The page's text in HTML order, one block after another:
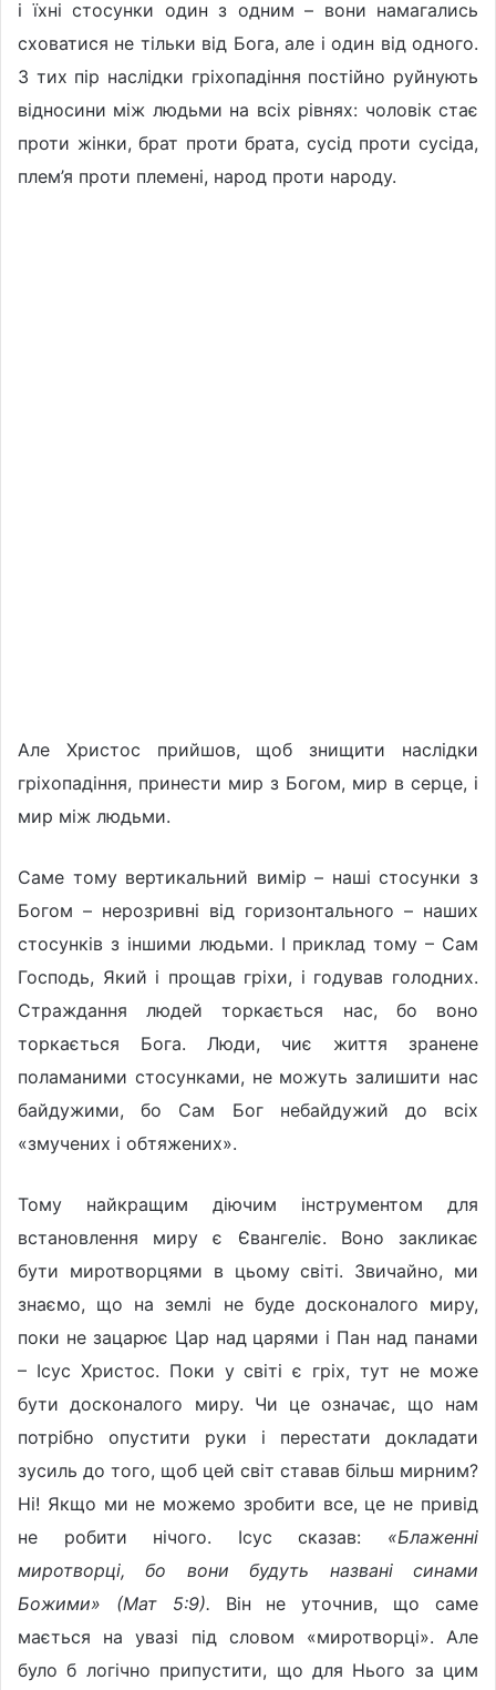
і їхні стосунки один з одним – вони намагались
сховатися не тільки від Бога, але і один від одного.
З тих пір наслідки гріхопадіння постійно руйнують
відносини між людьми на всіх рівнях: чоловік стає
проти жінки, брат проти брата, сусід проти сусіда,
плем’я проти племені, народ проти народу.
Але Христос прийшов, щоб знищити наслідки
гріхопадіння, принести мир з Богом, мир в серце, і
мир між людьми.
Саме тому вертикальний вимір – наші стосунки з
Богом – нерозривні від горизонтального – наших
стосунків з іншими людьми. І приклад тому – Сам
Господь, Який і прощав гріхи, і годував голодних.
Страждання людей торкається нас, бо воно
торкається Бога. Люди, чиє життя зранене
поламаними стосунками, не можуть залишити нас
байдужими, бо Сам Бог небайдужий до всіх
«змучених і обтяжених».
Тому найкращим діючим інструментом для
встановлення миру є Євангеліє. Воно закликає
бути миротворцями в цьому світі. Звичайно, ми
знаємо, що на землі не буде досконалого миру,
поки не зацарює Цар над царями і Пан над панами
– Ісус Христос. Поки у світі є гріх, тут не може
бути досконалого миру. Чи це означає, що нам
потрібно опустити руки і перестати докладати
зусиль до того, щоб цей світ ставав більш мирним?
Ні! Якщо ми не можемо зробити все, це не привід
не робити нічого. Ісус сказав: «Блаженні
миротворці, бо вони будуть названі синами
Божими» (Мат 5:9). Він не уточнив, що саме
мається на увазі під словом «миротворці». Але
було б логічно припустити, що для Нього за цим